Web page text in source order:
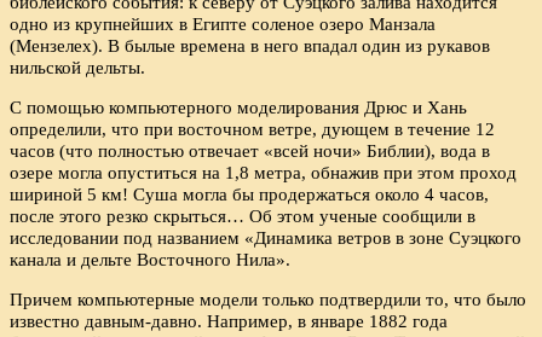
одно из крупнейших в Египте соленое озеро Манзала
(Мензелех). В былые времена в него впадал один из рукавов
нильской дельты.
С помощью компьютерного моделирования Дрюс и Хань
определили, что при восточном ветре, дующем в течение 12
часов (что полностью отвечает «всей ночи» Библии), вода в
озере могла опуститься на 1,8 метра, обнажив при этом проход
шириной 5 км! Суша могла бы продержаться около 4 часов,
после этого резко скрыться… Об этом ученые сообщили в
исследовании под названием «Динамика ветров в зоне Суэцкого
канала и дельте Восточного Нила».
Причем компьютерные модели только подтвердили то, что было
известно давным-давно. Например, в январе 1882 года